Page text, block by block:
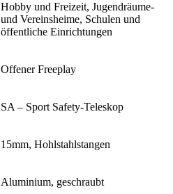
Hobby und Freizeit, Jugendräume-
und Vereinsheime, Schulen und
öffentliche Einrichtungen
Offener Freeplay
SA – Sport Safety-Teleskop
15mm, Hohlstahlstangen
Aluminium, geschraubt